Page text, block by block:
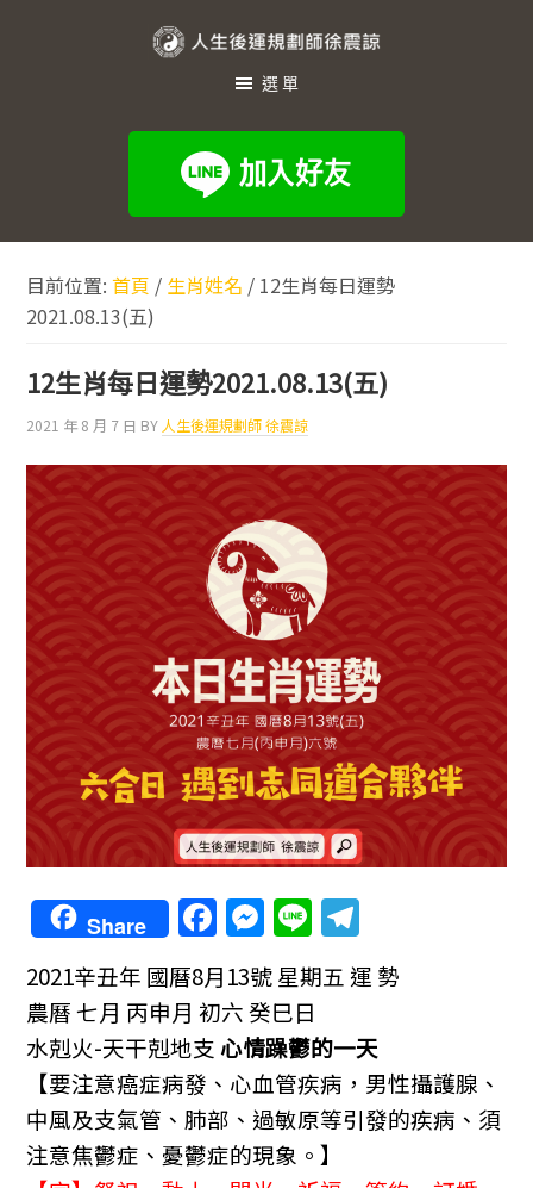
規
師
徐
震
諒
選單
目前位置:首頁 / 生肖姓名 / 12生肖每日運勢
2021.08.13(五)
12生肖每日運勢2021.08.13(五)
2021 年 8 月 7 日 BY 人生後運規劃師 徐震諒
Share F
a
c
e
b
o
o
M
e
ss
e
n
g
er
Li
n
e
el
e
gr
a
m
2021辛丑年 國曆8月13號 星期五 運 勢
農曆 七月 丙申月 初六 癸巳日
水剋火-天干剋地支心情躁鬱的一天
【要注意癌症病發、心血管疾病，男性攝護腺、
中風及支氣管、肺部、過敏原等引發的疾病、須
注意焦鬱症、憂鬱症的現象。】